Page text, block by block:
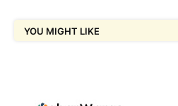
YOU MIGHT LIKE